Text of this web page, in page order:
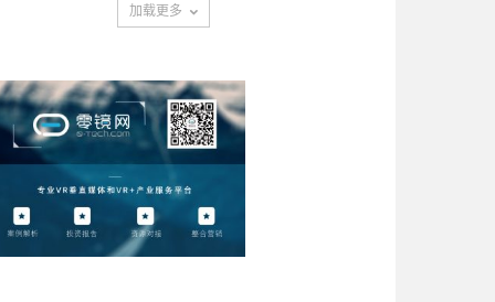
加载更多